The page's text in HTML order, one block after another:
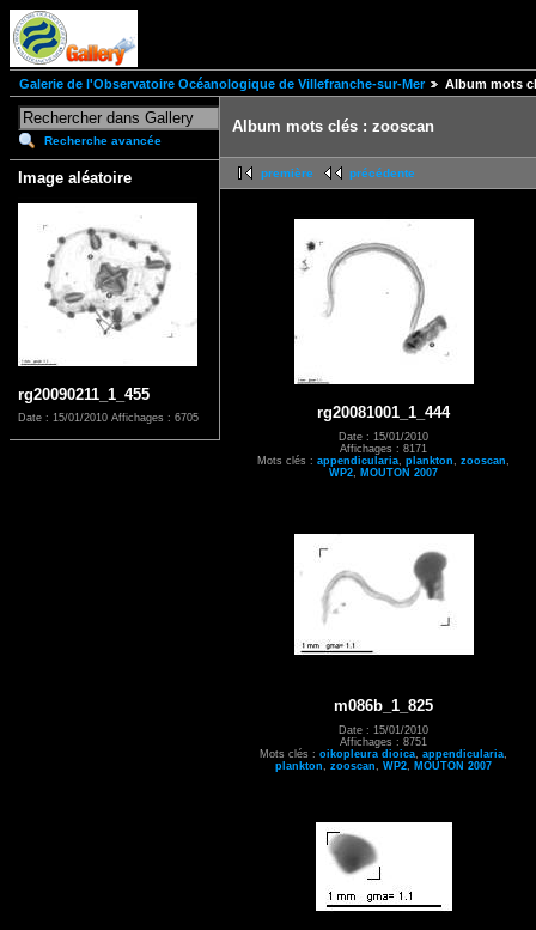
Galerie de l'Observatoire Océanologique de Villefranche-sur-Mer Album mots
Recherche avancée
Image aléatoire
rg20090211_1_455
Date : 15/01/2010 Affichages : 6705
Album mots clés : zooscan
première précédente
rg20081001_1_444
Date : 15/01/2010
Affichages : 8171
Mots clés : appendicularia plankton zooscan
WP2
MOUTON 2007
m086b_1_825
Date : 15/01/2010
Affichages : 8751
Mots clés : oikopleura dioica appendicularia
plankton
zooscan WP2 MOUTON 2007